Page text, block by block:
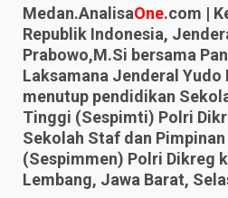
Medan.AnalisaOne.com |
Republik Indonesia,
Prabowo,M.Si bersama
Laksamana Jenderal
menutup pendidikan
Tinggi (Sespimti) Polri
Sekolah Staf dan
(Sespimmen) Polri Dikreg
Lembang, Jawa Barat,